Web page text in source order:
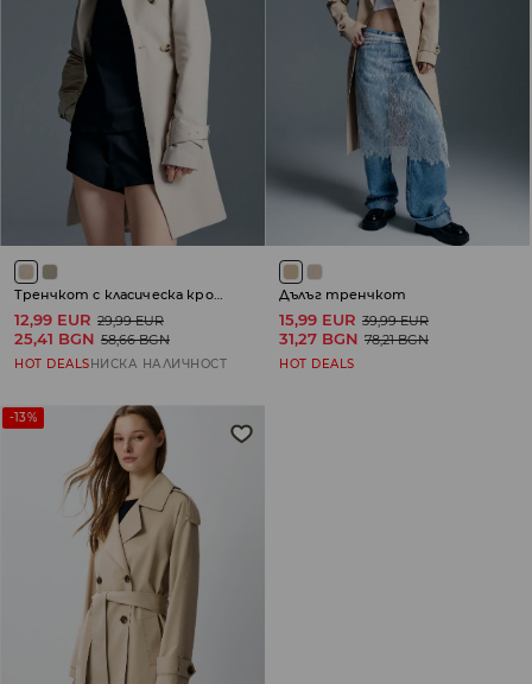
Тренчкот с класическа кройка
12,99 EUR 29,99 EUR
25,41 BGN 58,66 BGN
HOT DEALSНИСКА НАЛИЧНОСТ
Дълъг тренчкот
15,99 EUR 39,99 EUR
31,27 BGN 78,21 BGN
HOT DEALS
-13%